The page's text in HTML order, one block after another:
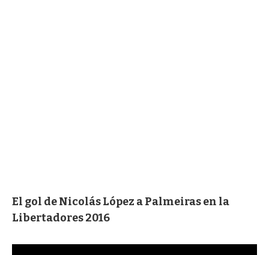
El gol de Nicolás López a Palmeiras en la
Libertadores 2016